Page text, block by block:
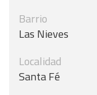
Barrio
Las Nieves
Localidad
Santa Fé